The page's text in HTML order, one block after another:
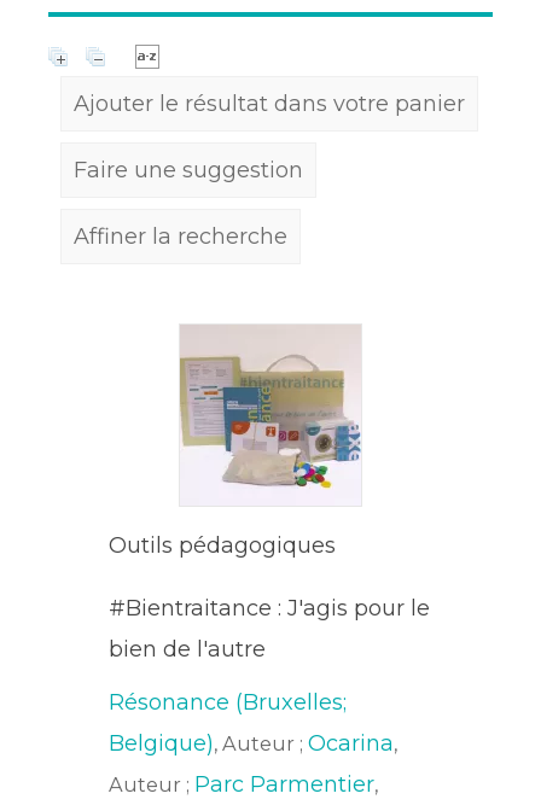
Ajouter le résultat dans votre panier
Faire une suggestion
Affiner la recherche
Outils pédagogiques
#Bientraitance : J'agis pour le
bien de l'autre
Résonance (Bruxelles;
Belgique), Auteur ;Ocarina,
Auteur ; Parc Parmentier,